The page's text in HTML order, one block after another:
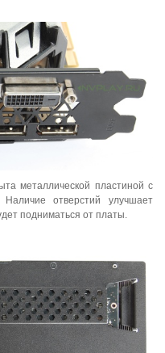
металлической пластиной с
отверстий улучшает
подниматься от платы.